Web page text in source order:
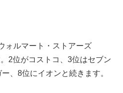
ォルマート・ストアーズ
2位がコストコ、3位はセブン
、8位にイオンと続きます。